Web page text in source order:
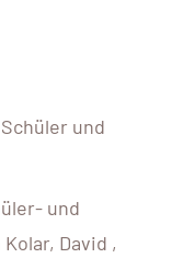
und
und
David ,